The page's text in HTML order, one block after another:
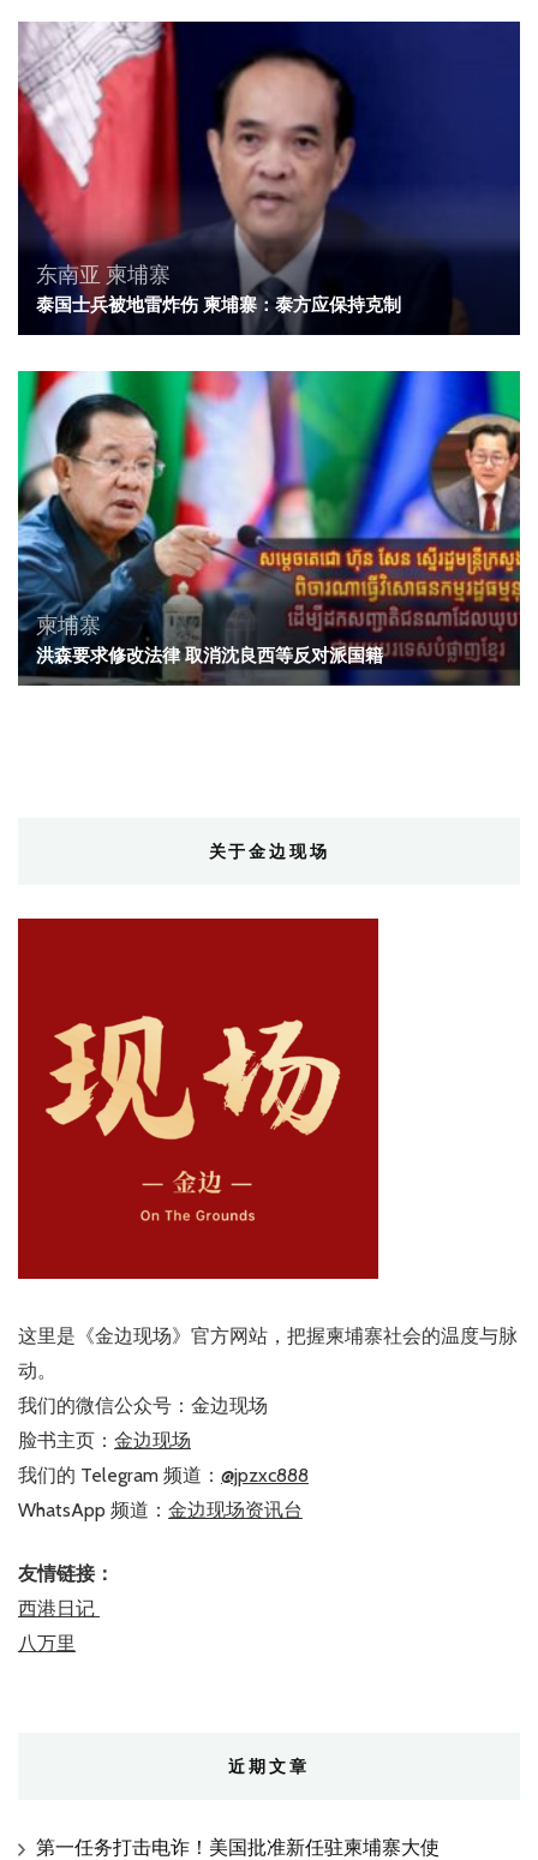
东南亚柬埔寨
泰国士兵被地雷炸伤 柬埔寨：泰方应保持克制
柬埔寨
洪森要求修改法律 取消沈良西等反对派国籍
关于金边现场
这里是《金边现场》官方网站，把握柬埔寨社会的温度与脉
动。
我们的微信公众号：金边现场
脸书主页： 金边现场
我们的 Telegram 频道： @jpzxc888
WhatsApp 频道： 金边现场资讯台
友情链接：
西港日记
八万里
近期文章
第一任务打击电诈！美国批准新任驻柬埔寨大使